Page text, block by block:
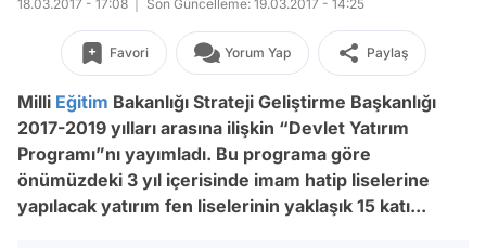
18.03.2017 - 17:08 Son Güncelleme: 19.03.2017 - 14:25
Favori Yorum Yap Paylaş
Milli Eğitim Bakanlığı Strateji Geliştirme Başkanlığı
2017-2019 yılları arasına ilişkin “Devlet Yatırım
Programı”nı yayımladı. Bu programa göre
önümüzdeki 3 yıl içerisinde imam hatip liselerine
yapılacak yatırım fen liselerinin yaklaşık 15 katı...